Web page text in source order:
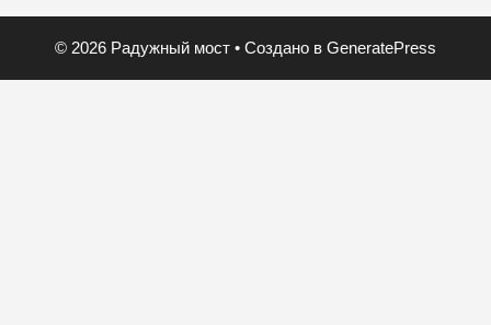
© 2026 Радужный мост • Создано в GeneratePress